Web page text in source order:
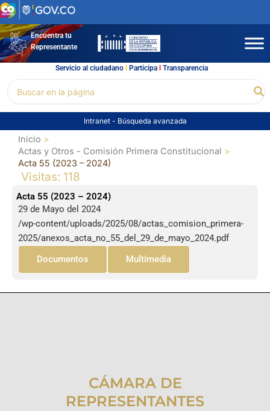
Ir
al
contenidoEncuentra tu
Representante
Servicio al ciudadano l Participal Transparencia
por:
Intranet - Búsqueda avanzada
Inicio
Actas y Otros - Comisión Primera Constitucional
Acta 55 (2023 – 2024)
Visitas: 118
Acta 55 (2023 – 2024)
29 de Mayo del 2024
/wp-content/uploads/2025/08/actas_comision_primera-
2025/anexos_acta_no_55_del_29_de_mayo_2024.pdf
Documentos
Multimedia
CÁMARA DE
REPRESENTANTES